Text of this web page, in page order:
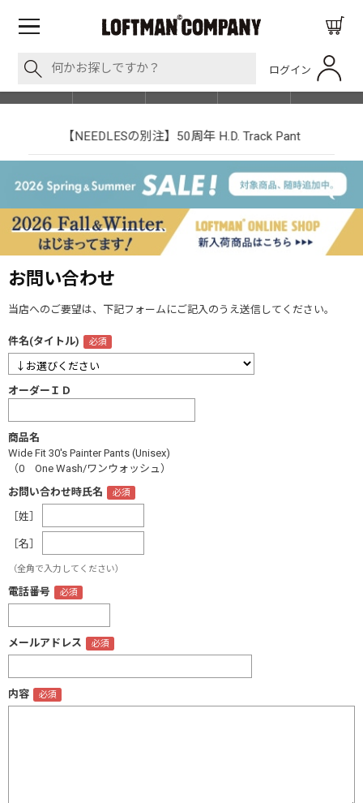
ログイン
SHOP LIST
【NEEDLESの別注】50周年 H.D. Track Pant
お問い合わせ
当店へのご要望は、下記フォームにご記入のうえ送信してください。
件名(タイトル)
オーダーＩＤ
商品名
Wide Fit 30's Painter Pants (Unisex)
（0 One Wash/ワンウォッシュ）
お問い合わせ時氏名
［姓］
［名］
（全角で入力してください）
電話番号
メールアドレス
内容